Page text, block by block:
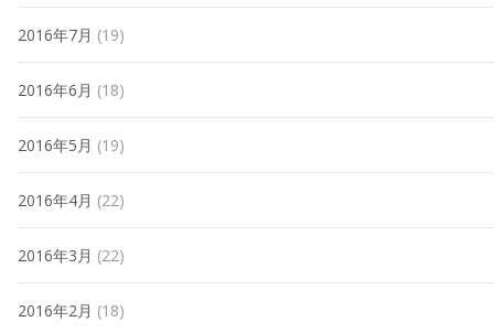
2016年7月 (19)
2016年6月 (18)
2016年5月 (19)
2016年4月 (22)
2016年3月 (22)
2016年2月 (18)